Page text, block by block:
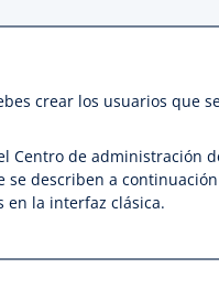
crear los usuarios que
Centro de administración
se describen a
en la interfaz clásica.